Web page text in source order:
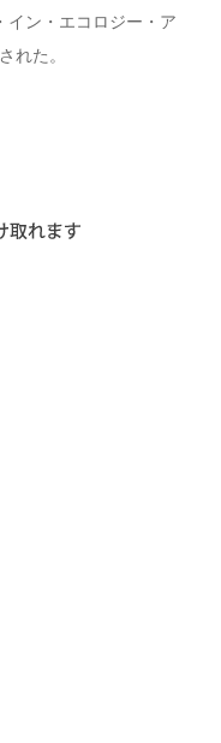
イン・エコロジー・ア
れた。